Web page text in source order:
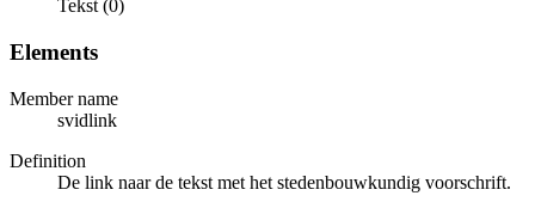
Tekst (0)
Elements
Member name
svidlink
Definition
De link naar de tekst met het stedenbouwkundig voorschrift.